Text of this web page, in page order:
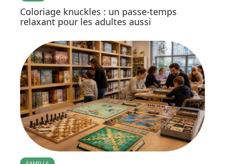
Coloriage knuckles : un passe-temps
relaxant pour les adultes aussi